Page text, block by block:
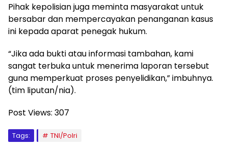
Pihak kepolisian juga meminta masyarakat untuk
bersabar dan mempercayakan penanganan kasus
ini kepada aparat penegak hukum.
“Jika ada bukti atau informasi tambahan, kami
sangat terbuka untuk menerima laporan tersebut
guna memperkuat proses penyelidikan,” imbuhnya.
(tim liputan/nia).
Post Views: 307
Tags: TNI/Polri